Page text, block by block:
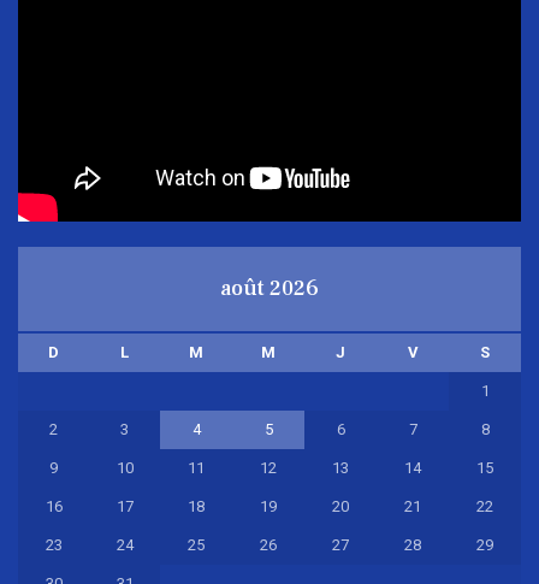
août 2026
D L M M J V S
1
2 3 4 5 6 7 8
9 10 11 12 13 14 15
16 17 18 19 20 21 22
23 24 25 26 27 28 29